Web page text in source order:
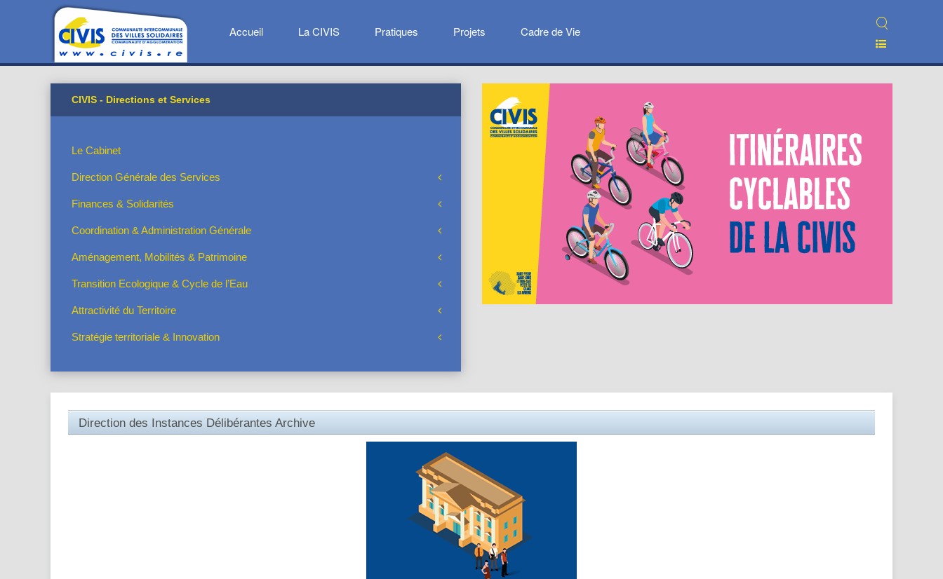
Accueil La CIVIS Pratiques Projets Cadre de Vie
CIVIS - Directions et Services
Le Cabinet
Direction Générale des Services
Finances & Solidarités
Coordination & Administration Générale
Aménagement, Mobilités & Patrimoine
Transition Ecologique & Cycle de l’Eau
Attractivité du Territoire
Stratégie territoriale & Innovation
Direction des Instances Délibérantes Archive